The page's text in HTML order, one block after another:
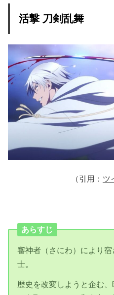
活撃 刀剣乱舞
（引用： ツ
あらすじ
審神者（さにわ）により
士。
歴史を改変しようと企む